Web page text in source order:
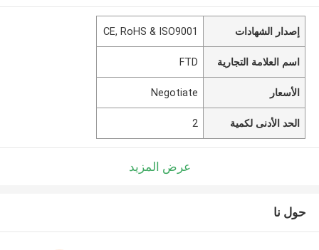
إصدار الشهادات CE, RoHS & ISO9001
اسم العلامة التجارية FTD
الأسعار Negotiate
الحد الأدنى لكمية 2
عرض المزيد
حول نا